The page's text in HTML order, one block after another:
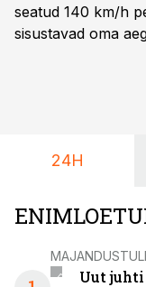
seatud 140 km/h
sisustavad oma
24H
Uut